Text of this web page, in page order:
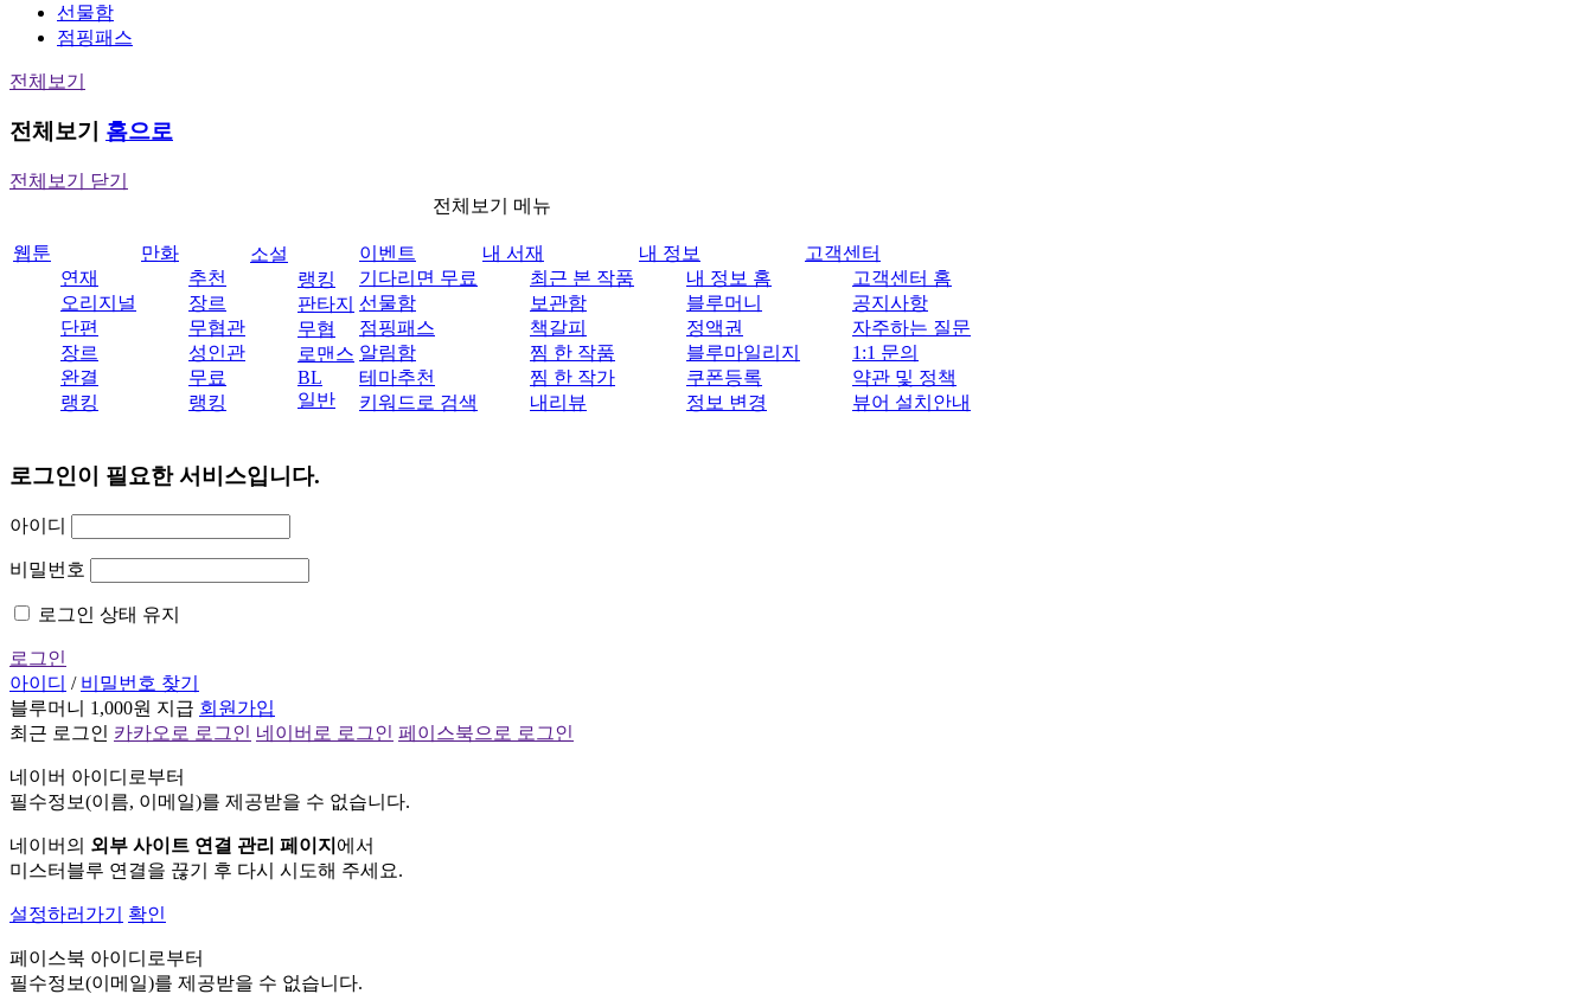
선물함
점핑패스
전체보기
전체보기 홈으로
전체보기 닫기
전체보기 메뉴
웹툰
연재
오리지널
단편
장르
완결
랭킹
만화
추천
장르
무협관
성인관
무료
랭킹
소설
랭킹
판타지
무협
로맨스
BL
일반
이벤트
기다리면 무료
선물함
점핑패스
알림함
테마추천
키워드로 검색
내 서재
최근 본 작품
보관함
책갈피
찜 한 작품
찜 한 작가
내리뷰
내 정보
내 정보 홈
블루머니
정액권
블루마일리지
쿠폰등록
정보 변경
고객센터
고객센터 홈
공지사항
자주하는 질문
1:1 문의
약관 및 정책
뷰어 설치안내
로그인이 필요한 서비스입니다.
아이디
비밀번호
로그인 상태 유지
로그인
아이디 / 비밀번호 찾기
블루머니 1,000원 지급 회원가입
최근 로그인 카카오로 로그인 네이버로 로그인 페이스북으로 로그인
네이버 아이디로부터
필수정보(이름, 이메일)를 제공받을 수 없습니다.
네이버의 외부 사이트 연결 관리 페이지 에서
미스터블루 연결을 끊기 후 다시 시도해 주세요.
설정하러가기 확인
페이스북 아이디로부터
필수정보(이메일)를 제공받을 수 없습니다.